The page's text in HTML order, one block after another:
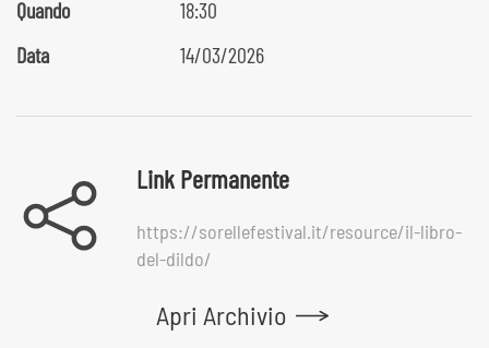
Quando
18:30
Data
14/03/2026
Link Permanente
https://sorellefestival.it/resource/il-libro-
del-dildo/
Apri Archivio